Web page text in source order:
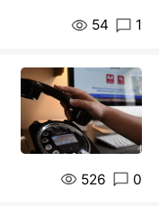
54 1
526 0